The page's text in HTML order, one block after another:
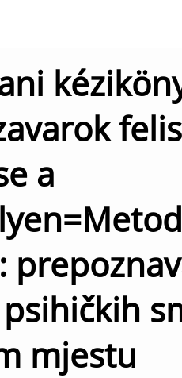
a
mjestu